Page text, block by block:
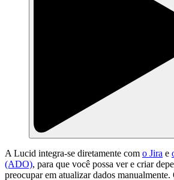
A Lucid integra-se diretamente com o Jira e
(ADO), para que você possa ver e criar
preocupar em atualizar dados